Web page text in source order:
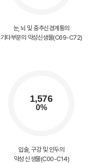
눈, 뇌 및 중추신경계통의
기타부분의 악성신생물(C69-C72)
입술, 구강 및 인두의
악성 신생물(C00-C14)